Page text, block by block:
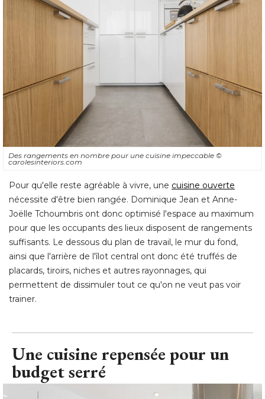
Des rangements en nombre pour une cuisine impeccable ©
carolesinteriors.com
Pour qu'elle reste agréable à vivre, une cuisine ouverte
nécessite d'être bien rangée. Dominique Jean et Anne-
Joëlle Tchoumbris ont donc optimisé l'espace au maximum
pour que les occupants des lieux disposent de rangements
suffisants. Le dessous du plan de travail, le mur du fond,
ainsi que l'arrière de l'îlot central ont donc été truffés de
placards, tiroirs, niches et autres rayonnages, qui
permettent de dissimuler tout ce qu'on ne veut pas voir
trainer.
Une cuisine repensée pour un
budget serré